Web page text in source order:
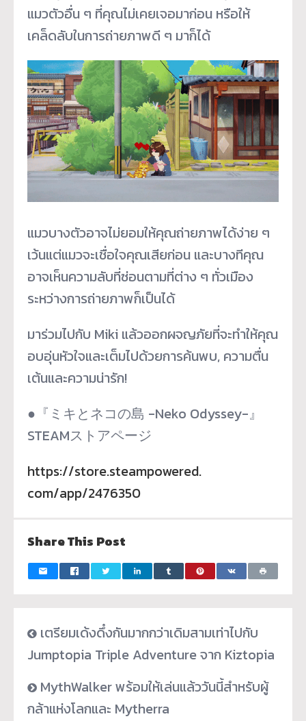
แมวตัวอื่น ๆ ที่คุณไม่เคยเจอมาก่อน หรือให้
เคล็ดลับในการถ่ายภาพดี ๆ มาก็ได้
แมวบางตัวอาจไม่ยอมให้คุณถ่ายภาพได้ง่าย ๆ
เว้นแต่แมวจะเชื่อใจคุณเสียก่อน และบางทีคุณ
อาจเห็นความลับที่ซ่อนตามที่ต่าง ๆ ทั่วเมือง
ระหว่างการถ่ายภาพก็เป็นได้
มาร่วมไปกับ Miki แล้วออกผจญภัยที่จะทำให้คุณ
อบอุ่นหัวใจและเต็มไปด้วยการค้นพบ, ความตื่น
เต้นและความน่ารัก!
●『ミキとネコの島 -Neko Odyssey-』
STEAMストアページ
https://store.steampowered.
com/app/2476350
Share This Post
เตรียมเด้งดึ๋งกันมากกว่าเดิมสามเท่าไปกับ
Jumptopia Triple Adventure จาก Kiztopia
MythWalker พร้อมให้เล่นแล้ววันนี้สำหรับผู้
กล้าแห่งโลกและ Mytherra